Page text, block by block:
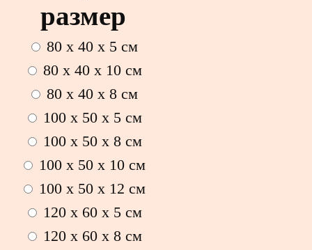
размер
80 x 40 x 5 см
80 x 40 x 10 см
80 x 40 x 8 см
100 x 50 x 5 см
100 х 50 х 8 см
100 x 50 x 10 см
100 x 50 x 12 см
120 x 60 x 5 см
120 x 60 x 8 см